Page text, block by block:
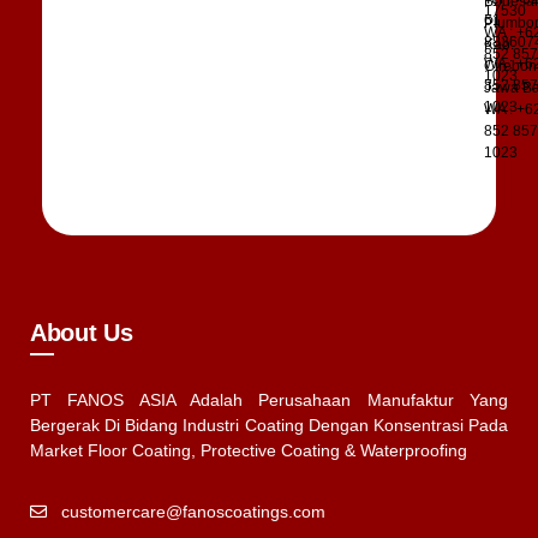
17530
WA :
852
1023
Kab.
Jawa
WA :
852
1023
61
WA :
852
1023
About Us
PT FANOS ASIA Adalah Perusahaan Manufaktur Yang
Bergerak Di Bidang Industri Coating Dengan Konsentrasi Pada
Market Floor Coating, Protective Coating & Waterproofing
customercare@fanoscoatings.com